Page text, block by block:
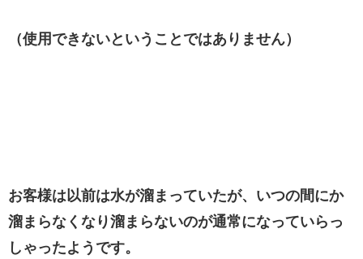
（使用できないということではありません）
お客様は以前は水が溜まっていたが、いつの間にか
溜まらなくなり溜まらないのが通常になっていらっ
しゃったようです。